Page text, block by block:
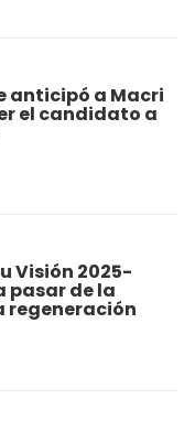
anticipó a Macri
el candidato a
Visión 2025-
pasar de la
regeneración